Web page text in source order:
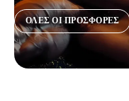
ΟΛΕΣ ΟΙ ΠΡΟΣΦΟΡΕΣ